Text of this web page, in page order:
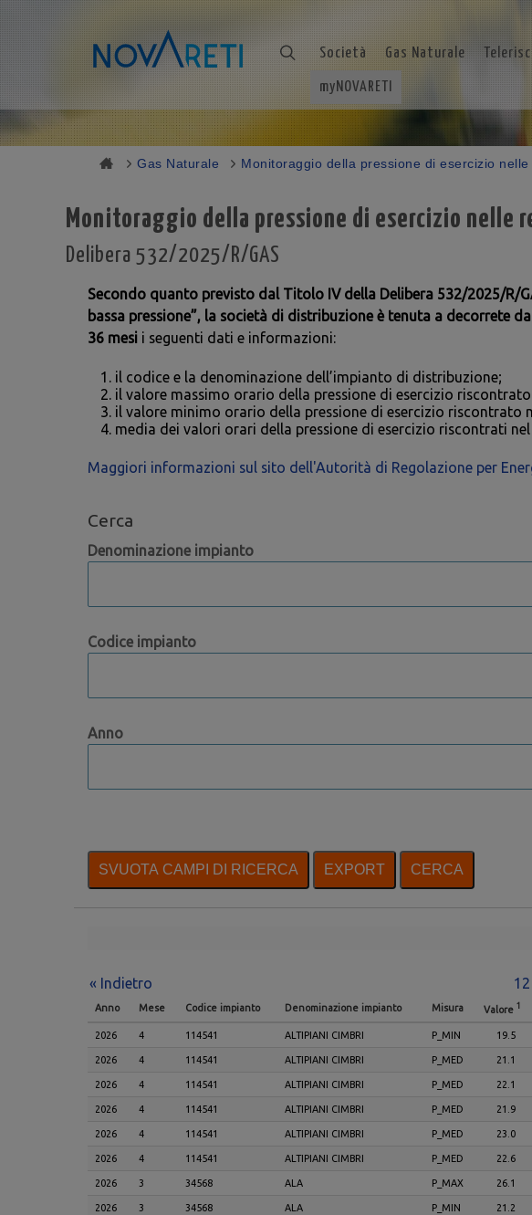
Società Gas Naturale
myNOVARETI
Gas Naturale Monitoraggio della pressione di esercizio
Monitoraggio della pressione di esercizio nelle
Delibera 532/2025/R/GAS
Secondo quanto previsto dal Titolo IV della Delibera 532/2025/R/
bassa pressione”, la società di distribuzione è tenuta a decorrete
36 mesi i seguenti dati e informazioni:
il codice e la denominazione dell’impianto di distribuzione;
il valore massimo orario della pressione di esercizio
il valore minimo orario della pressione di esercizio
media dei valori orari della pressione di esercizio riscontrati
Maggiori informazioni sul sito dell'Autorità di Regolazione per
Cerca
Denominazione impianto
Codice impianto
Anno
« Indietro 12
Anno Mese Codice impianto Denominazione impianto Misura Valore 1
2026 4 114541 ALTIPIANI CIMBRI P_MIN 19.5
2026 4 114541 ALTIPIANI CIMBRI P_MED 21.1
2026 4 114541 ALTIPIANI CIMBRI P_MED 22.1
2026 4 114541 ALTIPIANI CIMBRI P_MED 21.9
2026 4 114541 ALTIPIANI CIMBRI P_MED 23.0
2026 4 114541 ALTIPIANI CIMBRI P_MED 22.6
2026 3 34568 ALA P_MAX 26.1
2026 3 34568 ALA P_MIN 21.2